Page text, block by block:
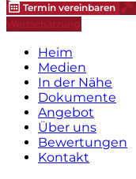
Termin vereinbaren
Wertschätzung
Heim
Medien
In der Nähe
Dokumente
Angebot
Über uns
Bewertungen
Kontakt